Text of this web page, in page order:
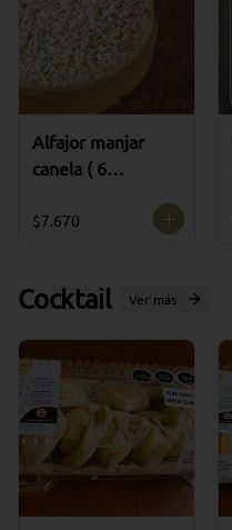
Alfajor manjar
canela ( 6
$7.670
Cocktail Ver más